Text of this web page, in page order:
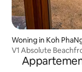
Woning in Koh
V1 Absolute
zee